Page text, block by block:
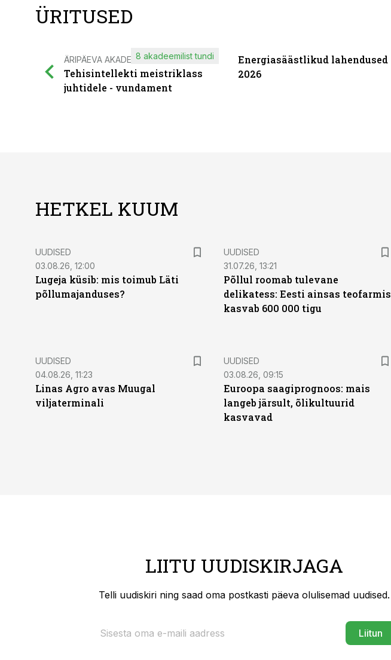
ÜRITUSED
ÄRIPÄEVA AKADEEMIA
Tehisintellekti meistriklass
juhtidele - vundament
8 akadeemilist tundi
Energiasäästlikud lahendused
2026
HETKEL KUUM
UUDISED
03.08.26, 12:00
Lugeja küsib: mis toimub Läti
põllumajanduses?
UUDISED
31.07.26, 13:21
Põllul roomab tulevane
delikatess: Eesti ainsas teofarmis
kasvab 600 000 tigu
UUDISED
04.08.26, 11:23
Linas Agro avas Muugal
viljaterminali
UUDISED
03.08.26, 09:15
Euroopa saagiprognoos: mais
langeb järsult, õlikultuurid
kasvavad
LIITU UUDISKIRJAGA
Telli uudiskiri ning saad oma postkasti päeva olulisemad uudised.
Liitun